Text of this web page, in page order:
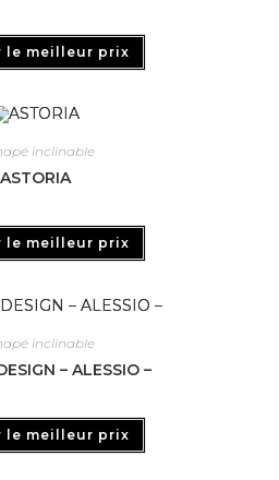
le meilleur prix
inclinable
ASTORIA
le meilleur prix
inclinable
– ALESSIO –
le meilleur prix